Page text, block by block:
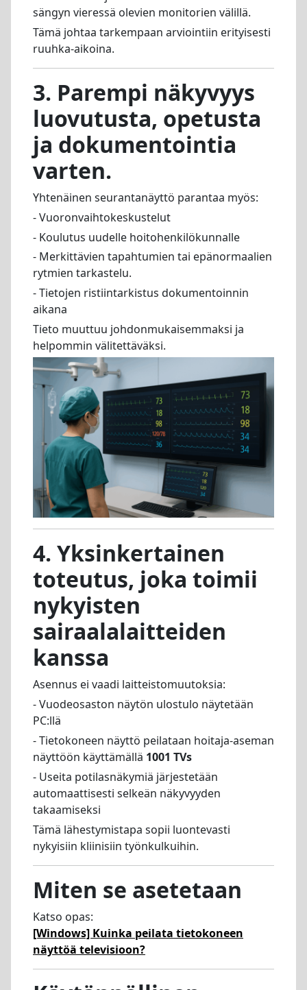
sängyn vieressä olevien monitorien välillä.
Tämä johtaa tarkempaan arviointiin erityisesti
ruuhka-aikoina.
3. Parempi näkyvyys
luovutusta, opetusta
ja dokumentointia
varten.
Yhtenäinen seurantanäyttö parantaa myös:
- Vuoronvaihtokeskustelut
- Koulutus uudelle hoitohenkilökunnalle
- Merkittävien tapahtumien tai epänormaalien
rytmien tarkastelu.
- Tietojen ristiintarkistus dokumentoinnin
aikana
Tieto muuttuu johdonmukaisemmaksi ja
helpommin välitettäväksi.
4. Yksinkertainen
toteutus, joka toimii
nykyisten
sairaalalaitteiden
kanssa
Asennus ei vaadi laitteistomuutoksia:
- Vuodeosaston näytön ulostulo näytetään
PC:llä
- Tietokoneen näyttö peilataan hoitaja-aseman
näyttöön käyttämällä 1001 TVs
- Useita potilasnäkymiä järjestetään
automaattisesti selkeän näkyvyyden
takaamiseksi
Tämä lähestymistapa sopii luontevasti
nykyisiin kliinisiin työnkulkuihin.
Miten se asetetaan
Katso opas:
[Windows] Kuinka peilata tietokoneen
näyttöä televisioon?